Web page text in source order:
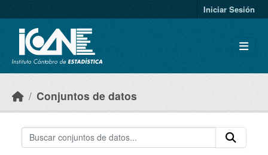
Iniciar Sesión
Conjuntos de datos